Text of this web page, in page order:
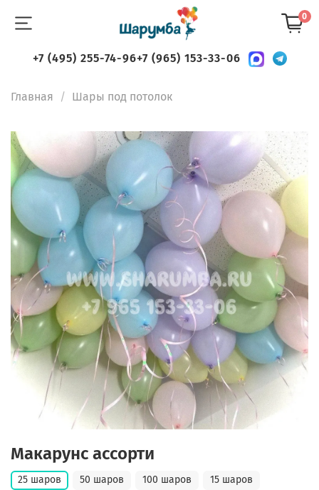
0
+7 (495) 255-74-96+7 (965) 153-33-06
Главная Шары под потолок
Макарунс ассорти
25 шаров 50 шаров 100 шаров 15 шаров